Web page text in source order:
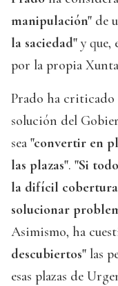
manipulación" de
la saciedad" y que,
por la propia
Prado ha criticado
solución del
sea "convertir en
las plazas". "Si
la difícil
solucionar
Asimismo, ha
descubiertos" las
esas plazas de